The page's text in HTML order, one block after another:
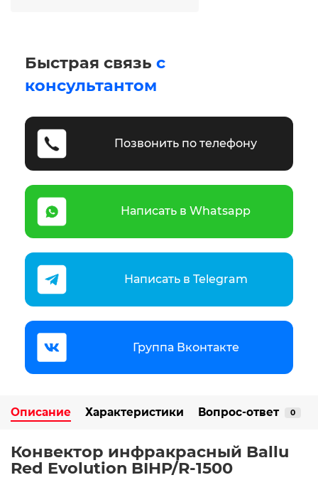
Быстрая связь с
консультантом
Позвонить по телефону
Написать в Whatsapp
Написать в Telegram
Группа Вконтакте
Описание Характеристики Вопрос-ответ 0
Конвектор инфракрасный Ballu
Red Evolution BIHP/R-1500